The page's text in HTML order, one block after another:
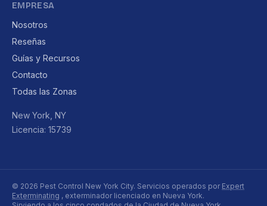
EMPRESA
Nosotros
Reseñas
Guías y Recursos
Contacto
Todas las Zonas
New York, NY
Licencia: 15739
© 2026 Pest Control New York City. Servicios operados por Expert
Exterminating , exterminador licenciado en Nueva York.